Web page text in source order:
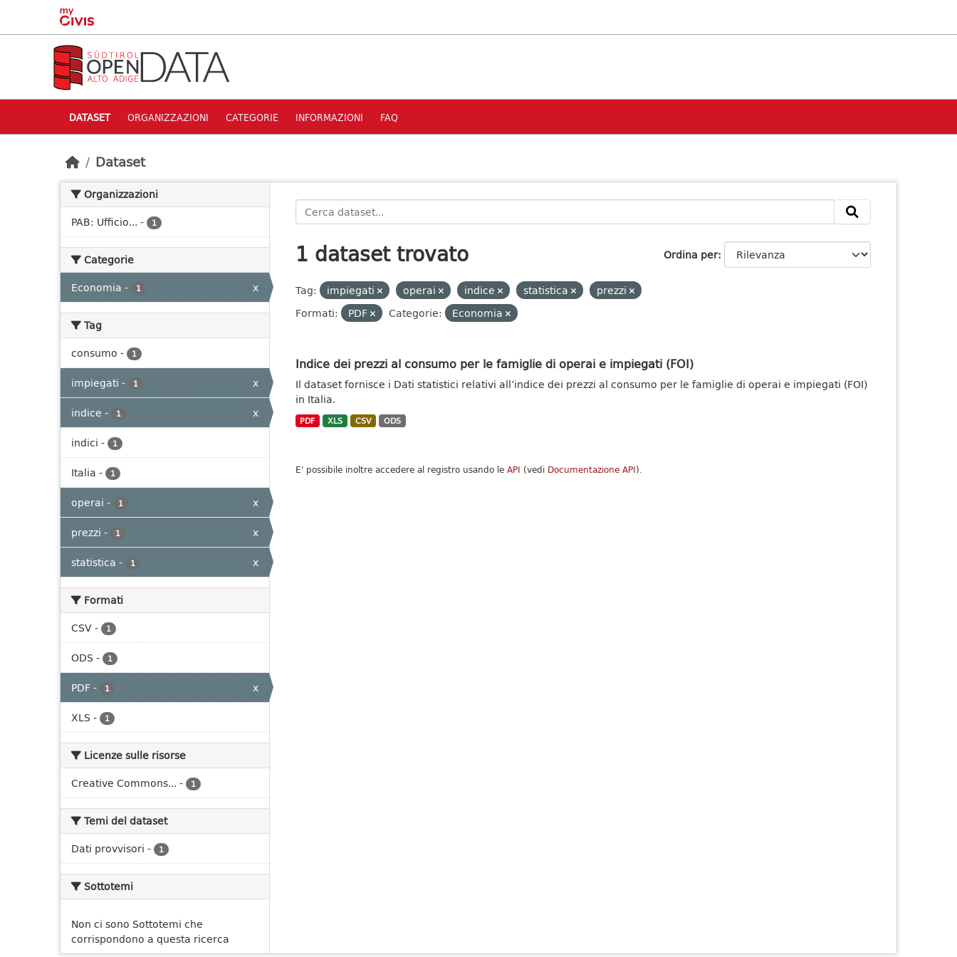
Skip to main content
DATASET ORGANIZZAZIONI CATEGORIE INFORMAZIONI FAQ
Dataset
Organizzazioni
PAB: Ufficio... - 1
Categorie
Economia - 1 x
Tag
consumo - 1
impiegati - 1
x
indice - 1
x
indici - 1
Italia - 1
operai - 1
x
prezzi - 1
x
statistica - 1 x
Formati
CSV- 1
ODS - 1
PDF- 1
x
XLS - 1
Licenze sulle risorse
Creative Commons... - 1
Temi del dataset
Dati provvisori - 1
Sottotemi
Non ci sono Sottotemi che
corrispondono a questa ricerca
Ordina per
1 dataset trovato
Tag: impiegati operai indice statistica
prezzi
Formati:
PDF Categorie: Economia
Indice dei prezzi al consumo per le famiglie di operai e impiegati (FOI)
Il dataset fornisce i Dati statistici relativi all’indice dei prezzi al consumo per le famiglie di operai e impiegati (FOI)
in Italia.
PDF XLS CSV ODS
E' possibile inoltre accedere al registro usando le API (vedi Documentazione API).